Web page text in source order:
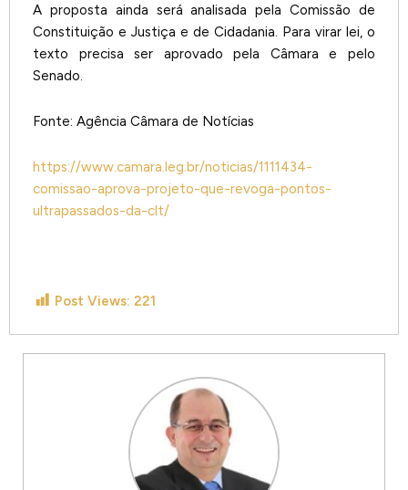
A proposta ainda será analisada pela Comissão de
Constituição e Justiça e de Cidadania. Para virar lei, o
texto precisa ser aprovado pela Câmara e pelo
Senado.
Fonte: Agência Câmara de Notícias
https://www.camara.leg.br/noticias/1111434-
comissao-aprova-projeto-que-revoga-pontos-
ultrapassados-da-clt/
Post Views: 221